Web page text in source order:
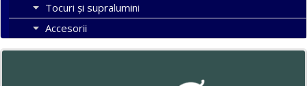
Tocuri şi supralumini
Accesorii